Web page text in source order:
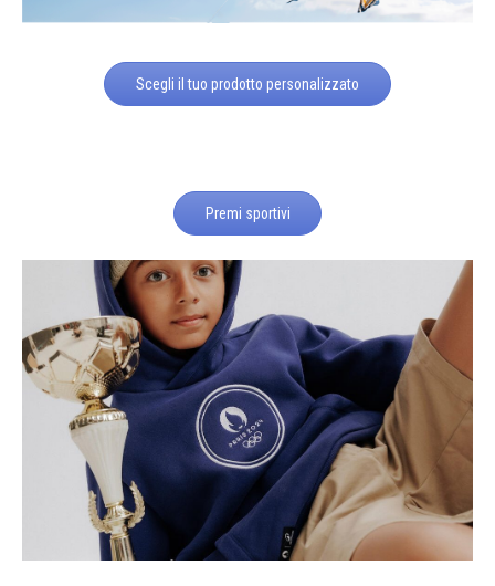
Scegli il tuo prodotto personalizzato
Premi sportivi